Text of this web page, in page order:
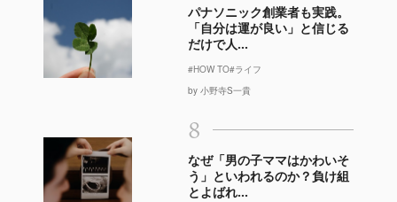
パナソニック創業者も実践。
「自分は運が良い」と信じる
だけで人...
#HOW TO#ライフ
by 小野寺S一貴
8
なぜ「男の子ママはかわいそ
う」といわれるのか？負け組
とよばれ...